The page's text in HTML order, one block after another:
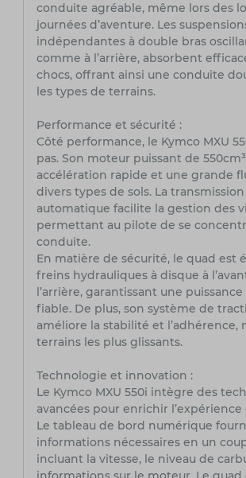
conduite agréable, même lors des
journées d’aventure. Les
indépendantes à double bras
comme à l’arrière, absorbent
chocs, offrant ainsi une conduite
les types de terrains.
Performance et sécurité :
Côté performance, le Kymco MXU
pas. Son moteur puissant de
accélération rapide et une grande
divers types de sols. La transmission
automatique facilite la gestion des
permettant au pilote de se
conduite.
En matière de sécurité, le quad est
freins hydrauliques à disque à
l’arrière, garantissant une
fiable. De plus, son système de
améliore la stabilité et l’adhérence,
terrains les plus glissants.
Technologie et innovation :
Le Kymco MXU 550i intègre des
avancées pour enrichir
Le tableau de bord numérique
informations nécessaires en un
incluant la vitesse, le niveau de